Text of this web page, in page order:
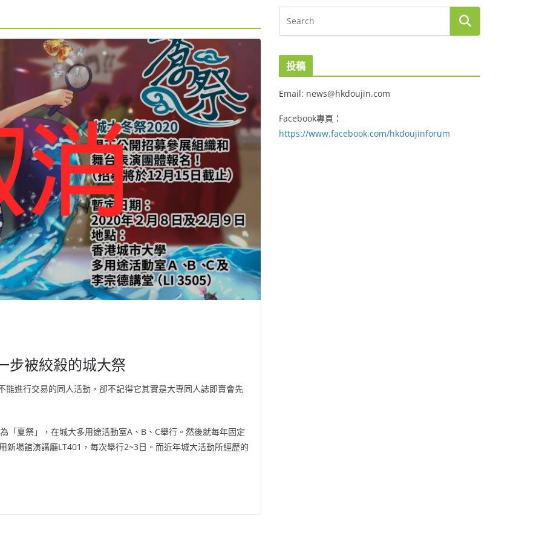
步被絞殺的城大祭
進行交易的同人活動，卻不記得它其實是大專同人誌即賣會先
「夏祭」，在城大多用途活動室A、B、C舉行。然後就每年固定
場館演講廳LT401，每次舉行2~3日。而近年城大活動所經歷的
投稿
Email: news@hkdoujin.com
Facebook專頁：
https://www.facebook.com/hkdoujinforum